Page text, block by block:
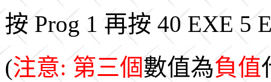
按 Prog 1 再按 40 EXE 5
(注意: 第三個數值為負值